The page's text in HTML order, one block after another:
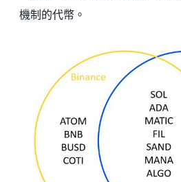
機制的代幣。